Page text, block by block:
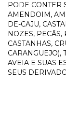
PODE CONTER
AMENDOIM,
DE-CAJU,
NOZES,
CASTANHAS,
CARANGUEJO),
AVEIA E SUAS
SEUS